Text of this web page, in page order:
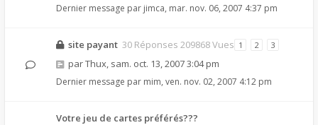
Dernier message par jimca, mar. nov. 06, 2007 4:37 pm
site payant 30 Réponses 209868 Vues 1 2 3
parThux, sam. oct. 13, 2007 3:04 pm
Dernier message par mim, ven. nov. 02, 2007 4:12 pm
Votre jeu de cartes préférés???